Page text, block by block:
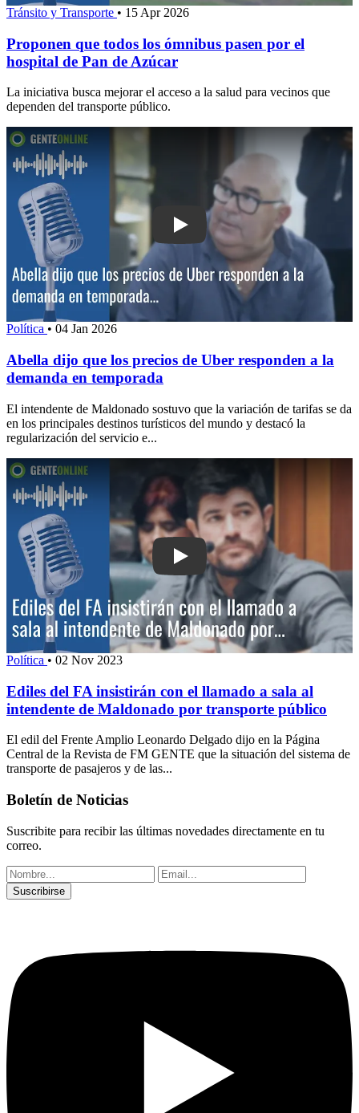
Tránsito y Transporte • 15 Apr 2026
Proponen que todos los ómnibus pasen por el
hospital de Pan de Azúcar
La iniciativa busca mejorar el acceso a la salud para vecinos que
dependen del transporte público.
Play: Abella dijo que los precios de
Política • 04 Jan 2026
Abella dijo que los precios de Uber responden a la
demanda en temporada
El intendente de Maldonado sostuvo que la variación de tarifas se da
en los principales destinos turísticos del mundo y destacó la
regularización del servicio e...
Play: Ediles del FA insistirán con el
Política • 02 Nov 2023
Ediles del FA insistirán con el llamado a sala al
intendente de Maldonado por transporte público
El edil del Frente Amplio Leonardo Delgado dijo en la Página
Central de la Revista de FM GENTE que la situación del sistema de
transporte de pasajeros y de las...
Boletín de Noticias
Suscribite para recibir las últimas novedades directamente en tu
correo.
Suscribirse